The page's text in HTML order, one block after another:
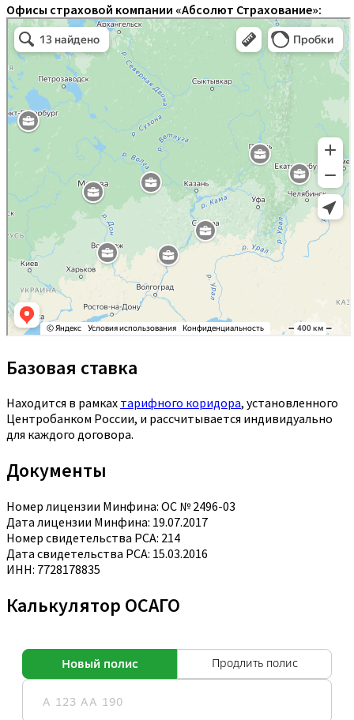
Офисы страховой компании «Абсолют Страхование»:
Базовая ставка
Находится в рамках тарифного коридора, установленного
Центробанком России, и рассчитывается индивидуально
для каждого договора.
Документы
Номер лицензии Минфина: ОС № 2496-03
Дата лицензии Минфина: 19.07.2017
Номер свидетельства РСА: 214
Дата свидетельства РСА: 15.03.2016
ИНН: 7728178835
Калькулятор ОСАГО